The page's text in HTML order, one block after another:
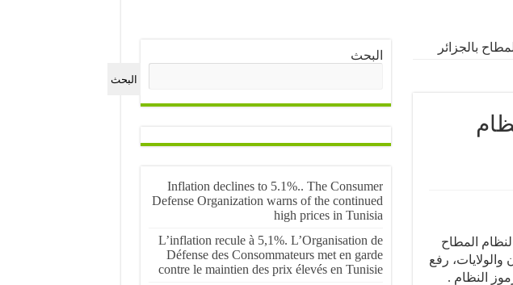
بالجزائر
للاحتجاج ضد رموز النظام المطاح
رفع
النظام .
البحث
البحث
Inflation declines to 5.1%.. The Consumer
Defense Organization warns of the continued
high prices in Tunisia
L’inflation recule à 5,1%. L’Organisation de
Défense des Consommateurs met en garde
contre le maintien des prix élevés en Tunisie